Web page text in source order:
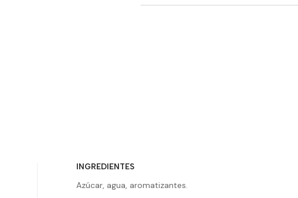
INGREDIENTES
Azúcar, agua, aromatizantes.